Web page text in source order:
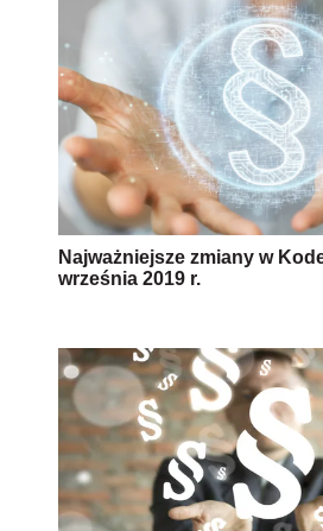
Najważniejsze zmiany w
września 2019 r.